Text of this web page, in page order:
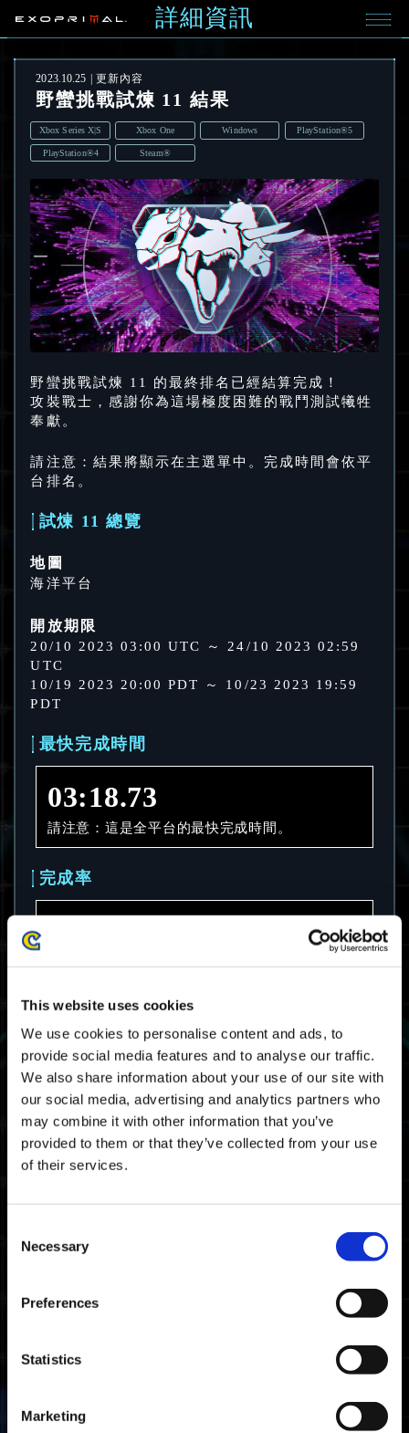
This website uses cookies
We use cookies to personalise content and ads, to
provide social media features and to analyse our traffic.
We also share information about your use of our site with
our social media, advertising and analytics partners who
may combine it with other information that you’ve
provided to them or that they’ve collected from your use
of their services.
Selection
Necessary
Preferences
Statistics
Marketing
詳細資訊
2023.10.25 更新內容
野蠻挑戰試煉 11 結果
Xbox Series X|S Xbox One Windows PlayStation®5
PlayStation®4 Steam®
野蠻挑戰試煉 11 的最終排名已經結算完成！
攻裝戰士，感謝你為這場極度困難的戰鬥測試犧牲
奉獻。
請注意：結果將顯示在主選單中。完成時間會依平
台排名。
試煉 11 總覽
地圖
海洋平台
開放期限
20/10 2023 03:00 UTC ～ 24/10 2023 02:59
UTC
10/19 2023 20:00 PDT ～ 10/23 2023 19:59
PDT
最快完成時間
03:18.73
請注意：這是全平台的最快完成時間。
完成率
平均完成時間
08:16.37
請注意：這是全平台的平均完成時間。
大師排名截止成績
06:07.29
Xbox Series X|S / Xbox
08:02.77
PlayStation🄬4
07:45.54